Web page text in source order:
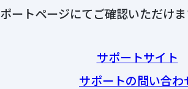
ポートページにてご確認いただけま
サポートサイト
サポートの問い合わ